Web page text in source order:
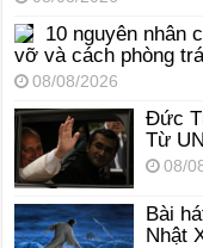
10 nguyên nhân
vỡ và cách phòng
08/08/2026
Đức
Từ
08/
Bài
Nhật